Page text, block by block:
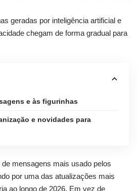
geradas por inteligência artificial e
chegam de forma gradual para
e às figurinhas
e novidades para
mensagens mais usado pelos
por uma das atualizações mais
ao longo de 2026. Em vez de